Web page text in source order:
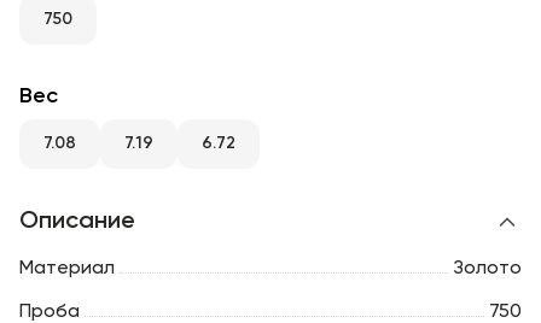
RU
750
Вес
7.08 7.19 6.72
Описание
Материал Золото
Проба 750